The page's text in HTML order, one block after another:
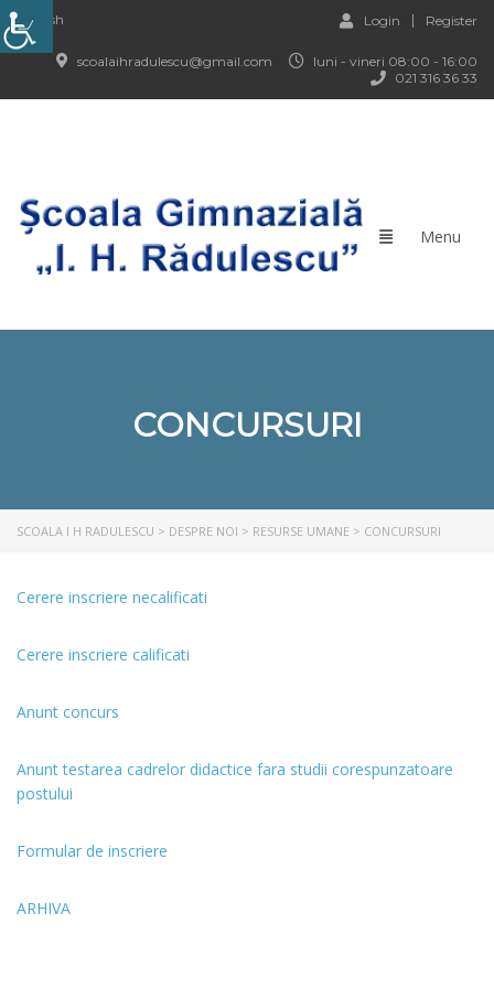
English Login Register
luni - vineri 08:00 - 16:00
scoalaihradulescu@gmail.com
021 316 36 33
CONCURSURI
SCOALA I H RADULESCU > DESPRE NOI > RESURSE UMANE > CONCURSURI
Cerere inscriere necalificati
Cerere inscriere calificati
Anunt concurs
Anunt testarea cadrelor didactice fara studii corespunzatoare
postului
Formular de inscriere
ARHIVA